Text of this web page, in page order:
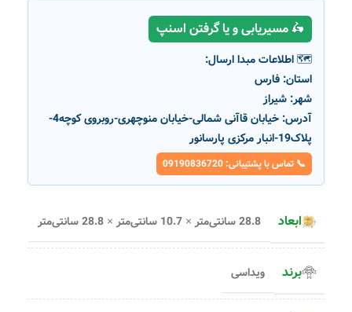
🛵 مسیریابی و یا گرفتن اسنپ
🗺️ اطلاعات مبدا ارسال:
استان: فارس
شهر: شیراز
آدرس:
خیابان قاآنی شمالی-خیابان منوچهری-روبروی کوچه4-
پلاک19-انبار مرکزی پارسانور
📞 تماس با پشتیبانی: 09190836720
ابعاد 28.8 سانتی‌متر × 10.7 سانتی‌متر × 28.8 سانتی‌متر
برند ویداسی